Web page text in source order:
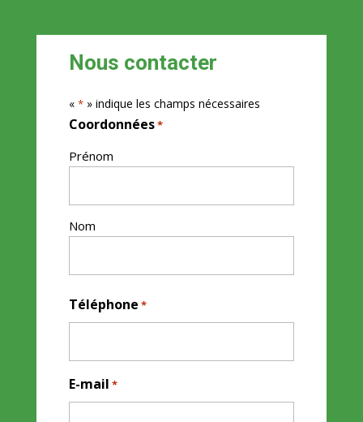
Nous contacter
« *» indique les champs nécessaires
Coordonnées*
Prénom
Nom
Téléphone *
E-mail *